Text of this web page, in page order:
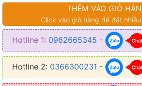
THÊM VÀO GIỎ
Click vào giỏ hàng để đặt
Hotline 1: 0962665345 -
Hotline 2: 0366300231 -